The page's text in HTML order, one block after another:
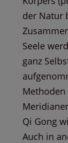
der Natur
Seele
ganz
Methoden
Qi Gong
Auch in